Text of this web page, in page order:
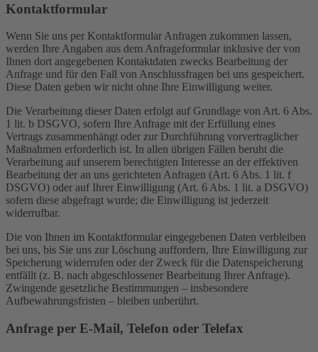
Kontaktformular
Wenn Sie uns per Kontaktformular Anfragen zukommen lassen,
werden Ihre Angaben aus dem Anfrageformular inklusive der von
Ihnen dort angegebenen Kontaktdaten zwecks Bearbeitung der
Anfrage und für den Fall von Anschlussfragen bei uns gespeichert.
Diese Daten geben wir nicht ohne Ihre Einwilligung weiter.
Die Verarbeitung dieser Daten erfolgt auf Grundlage von Art. 6 Abs.
1 lit. b DSGVO, sofern Ihre Anfrage mit der Erfüllung eines
Vertrags zusammenhängt oder zur Durchführung vorvertraglicher
Maßnahmen erforderlich ist. In allen übrigen Fällen beruht die
Verarbeitung auf unserem berechtigten Interesse an der effektiven
Bearbeitung der an uns gerichteten Anfragen (Art. 6 Abs. 1 lit. f
DSGVO) oder auf Ihrer Einwilligung (Art. 6 Abs. 1 lit. a DSGVO)
sofern diese abgefragt wurde; die Einwilligung ist jederzeit
widerrufbar.
Die von Ihnen im Kontaktformular eingegebenen Daten verbleiben
bei uns, bis Sie uns zur Löschung auffordern, Ihre Einwilligung zur
Speicherung widerrufen oder der Zweck für die Datenspeicherung
entfällt (z. B. nach abgeschlossener Bearbeitung Ihrer Anfrage).
Zwingende gesetzliche Bestimmungen – insbesondere
Aufbewahrungsfristen – bleiben unberührt.
Anfrage per E-Mail, Telefon oder Telefax